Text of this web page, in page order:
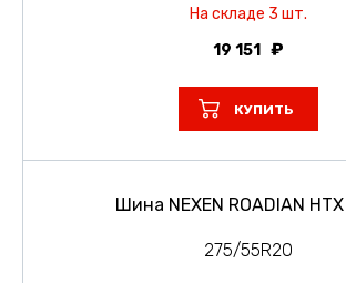
На складе 3 шт.
19 151
КУПИТЬ
Шина NEXEN ROADIAN
275/55R20